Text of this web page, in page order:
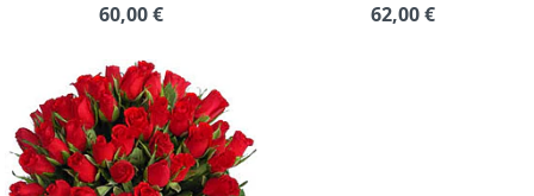
60,00€
62,00€